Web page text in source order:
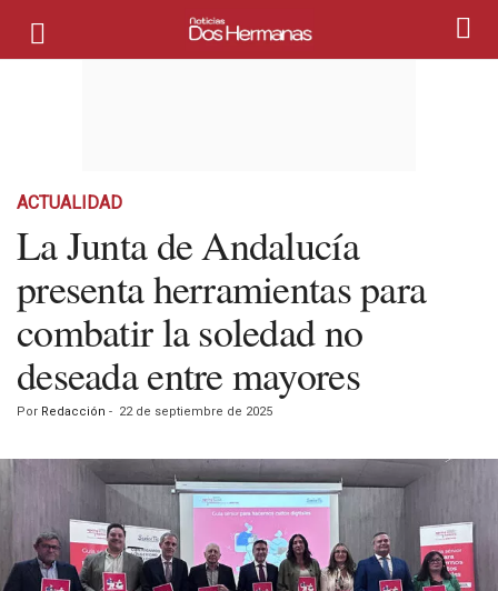
ACTUALIDAD
La Junta de Andalucía
presenta herramientas para
combatir la soledad no
deseada entre mayores
Por Redacción - 22 de septiembre de 2025